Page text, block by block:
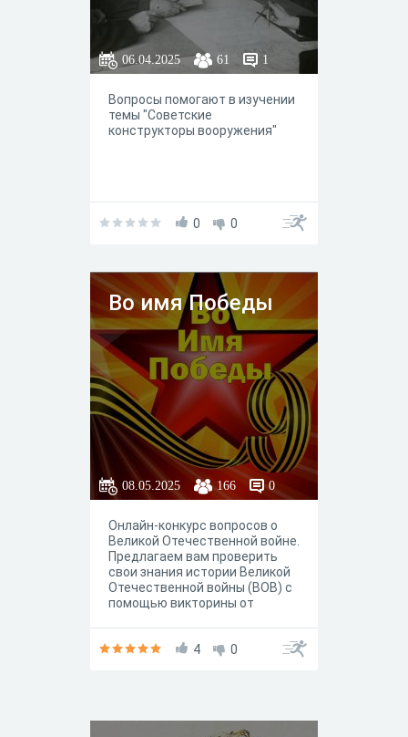
06.04.2025 61 1
Вопросы помогают в изучении
темы "Советские
конструкторы вооружения"
0 0
Во имя Победы
08.05.2025 166 0
Онлайн-конкурс вопросов о
Великой Отечественной войне.
Предлагаем вам проверить
свои знания истории Великой
Отечественной войны (ВОВ) с
помощью викторины от
Приглашаем всех желающих
4 0